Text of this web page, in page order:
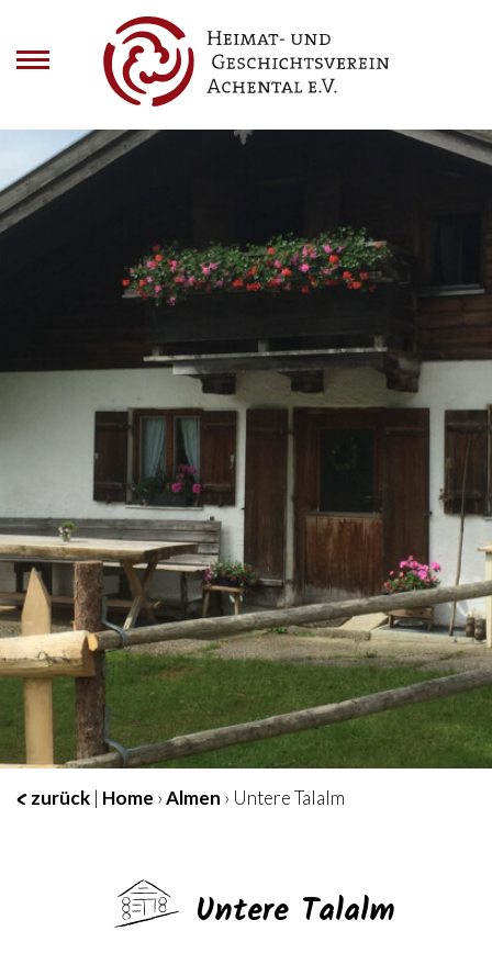
zurück | Home ›Almen › Untere Talalm
Untere Talalm